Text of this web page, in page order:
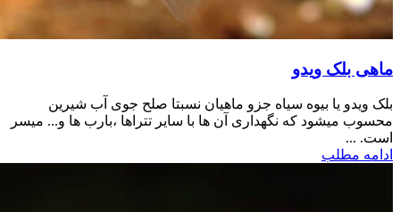
ماهی بلک ویدو
بلک ویدو یا بیوه سیاه جزو ماهیان نسبتا صلح جوی آب شیرین
محسوب میشود که نگهداری آن ها با سایر تتراها ،بارب ها و... میسر
است. ...
ادامه مطلب